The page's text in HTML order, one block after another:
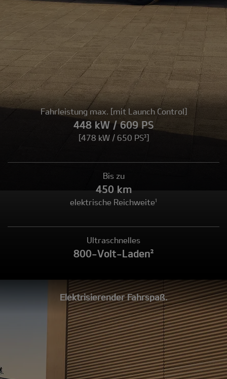
Fahrleistung max. [mit Launch Control]
448 kW / 609 PS
[478 kW / 650 PS³]
Bis zu
450 km
elektrische Reichweite¹
Ultraschnelles
800-Volt-Laden²
Elektrisierender Fahrspaß.